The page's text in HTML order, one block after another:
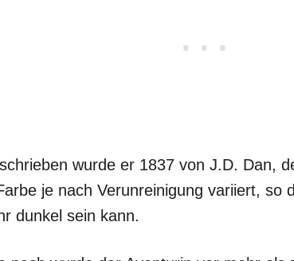
wurde er 1837 von J.D. Dan,
je nach Verunreinigung variiert, so
dunkel sein kann.